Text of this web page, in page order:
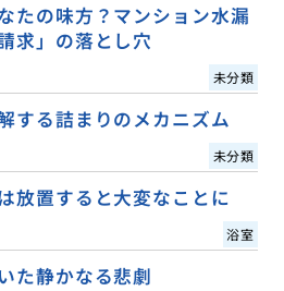
たの味方？マンション水漏
求」の落とし穴
未分類
する詰まりのメカニズム
未分類
放置すると大変なことに
浴室
た静かなる悲劇